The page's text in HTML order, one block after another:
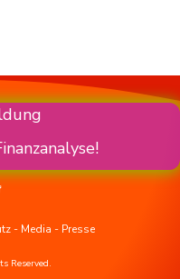
- Media - Presse
Reserved.